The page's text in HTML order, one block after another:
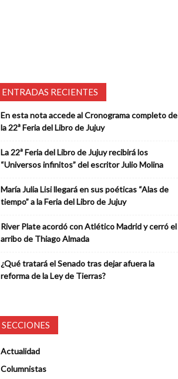
ENTRADAS RECIENTES
En esta nota accede al Cronograma completo de
la 22ª Feria del Libro de Jujuy
La 22ª Feria del Libro de Jujuy recibirá los
“Universos infinitos” del escritor Julio Molina
María Julia Lisi llegará en sus poéticas “Alas de
tiempo” a la Feria del Libro de Jujuy
River Plate acordó con Atlético Madrid y cerró el
arribo de Thiago Almada
¿Qué tratará el Senado tras dejar afuera la
reforma de la Ley de Tierras?
SECCIONES
Actualidad
Columnistas